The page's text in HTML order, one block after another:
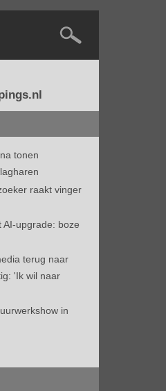
tonen
raakt vinger
AI-upgrade: boze
terug naar
'Ik wil naar
in